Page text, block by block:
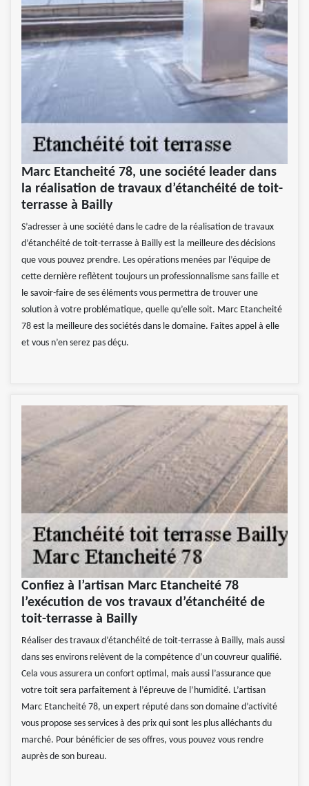
Marc Etancheité 78, une société leader dans
la réalisation de travaux d’étanchéité de toit-
terrasse à Bailly
S’adresser à une société dans le cadre de la réalisation de travaux
d’étanchéité de toit-terrasse à Bailly est la meilleure des décisions
que vous pouvez prendre. Les opérations menées par l’équipe de
cette dernière reflètent toujours un professionnalisme sans faille et
le savoir-faire de ses éléments vous permettra de trouver une
solution à votre problématique, quelle qu’elle soit. Marc Etancheité
78 est la meilleure des sociétés dans le domaine. Faites appel à elle
et vous n’en serez pas déçu.
Confiez à l’artisan Marc Etancheité 78
l’exécution de vos travaux d’étanchéité de
toit-terrasse à Bailly
Réaliser des travaux d’étanchéité de toit-terrasse à Bailly, mais aussi
dans ses environs relèvent de la compétence d’un couvreur qualifié.
Cela vous assurera un confort optimal, mais aussi l’assurance que
votre toit sera parfaitement à l’épreuve de l’humidité. L’artisan
Marc Etancheité 78, un expert réputé dans son domaine d’activité
vous propose ses services à des prix qui sont les plus alléchants du
marché. Pour bénéficier de ses offres, vous pouvez vous rendre
auprès de son bureau.